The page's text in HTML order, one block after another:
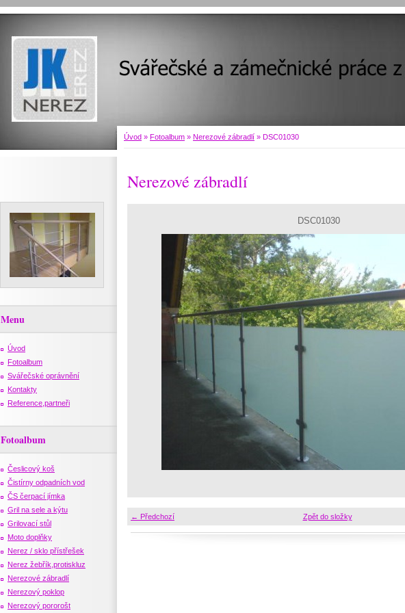
Úvod » Fotoalbum » Nerezové zábradlí » DSC01030
Nerezové zábradlí
DSC01030
← Předchozí Zpět do složky
Menu
Úvod
Fotoalbum
Svářečské oprávnění
Kontakty
Reference,partneři
Fotoalbum
Česlicový koš
Čistírny odpadních vod
ČS čerpací jímka
Gril na sele a kýtu
Grilovací stůl
Moto doplňky
Nerez / sklo přístřešek
Nerez žebřík,protiskluz
Nerezové zábradlí
Nerezový poklop
Nerezový pororošt